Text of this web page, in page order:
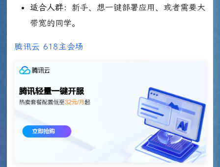
适合人群： 新手、想一键部署应用、或者需要大
带宽的同学。
腾讯云 618主会场